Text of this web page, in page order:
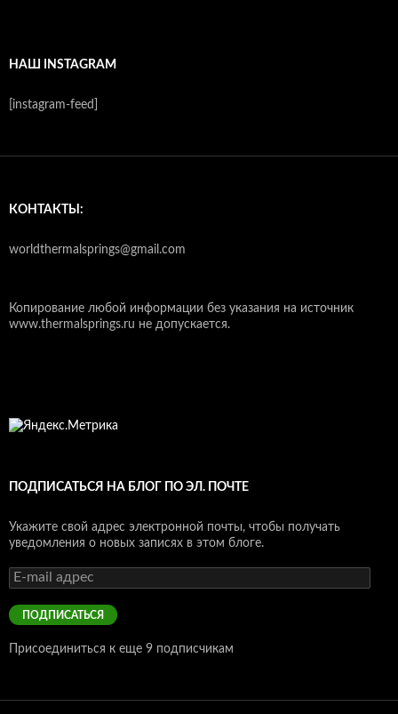
НАШ INSTAGRAM
[instagram-feed]
КОНТАКТЫ:
worldthermalsprings@gmail.com
Копирование любой информации без указания на источник
www.thermalsprings.ru не допускается.
ПОДПИСАТЬСЯ НА БЛОГ ПО ЭЛ. ПОЧТЕ
Укажите свой адрес электронной почты, чтобы получать
уведомления о новых записях в этом блоге.
E-
mail
адрес
ПОДПИСАТЬСЯ
Присоединиться к еще 9 подписчикам